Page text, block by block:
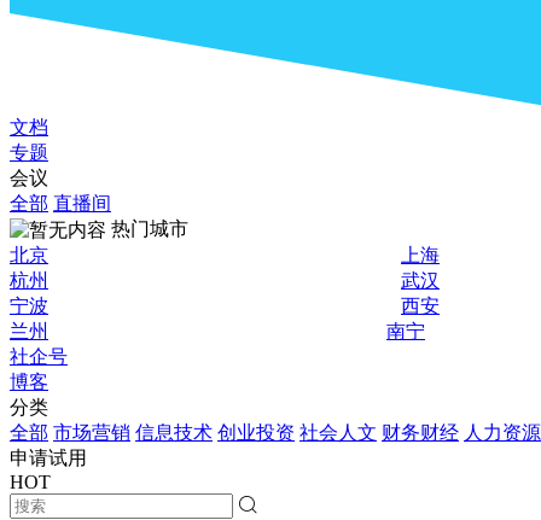
文档
专题
会议
全部 直播间
热门城市
北京
上海
杭州
武汉
宁波
西安
兰州
南宁
社企号
博客
分类
全部 市场营销 信息技术 创业投资 社会人文 财务财经 人力资源
申请试用
HOT